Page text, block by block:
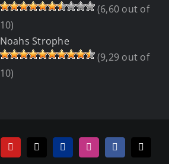
(6,60 out of
10)
Noahs Strophe
(9,29 out of
10)
YouTubeTiktokPayPalInstagramFacebook
E-